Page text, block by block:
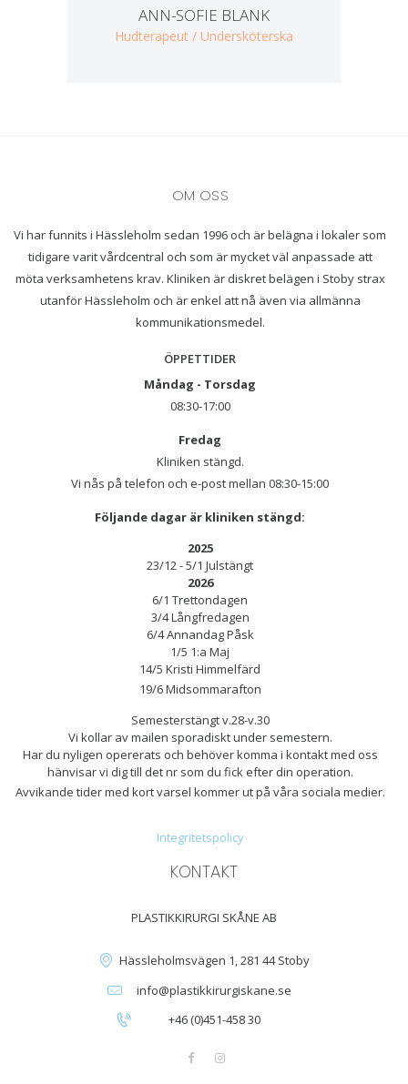
ANN-SOFIE BLANK
Hudterapeut / Undersköterska
OM OSS
Vi har funnits i Hässleholm sedan 1996 och är belägna i lokaler som
tidigare varit vårdcentral och som är mycket väl anpassade att
möta verksamhetens krav. Kliniken är diskret belägen i Stoby strax
utanför Hässleholm och är enkel att nå även via allmänna
kommunikationsmedel.
ÖPPETTIDER
Måndag - Torsdag
08:30-17:00
Fredag
Kliniken stängd.
Vi nås på telefon och e-post mellan 08:30-15:00
Följande dagar är kliniken stängd:
2025
23/12 - 5/1 Julstängt
2026
6/1 Trettondagen
3/4 Långfredagen
6/4 Annandag Påsk
1/5 1:a Maj
14/5 Kristi Himmelfärd
19/6 Midsommarafton
Semesterstängt v.28-v.30
Vi kollar av mailen sporadiskt under semestern.
Har du nyligen opererats och behöver komma i kontakt med oss
hänvisar vi dig till det nr som du fick efter din operation.
Avvikande tider med kort varsel kommer ut på våra sociala medier.
Integritetspolicy
KONTAKT
PLASTIKKIRURGI SKÅNE AB
Hässleholmsvägen 1, 281 44 Stoby
info@plastikkirurgiskane.se
+46 (0)451-458 30